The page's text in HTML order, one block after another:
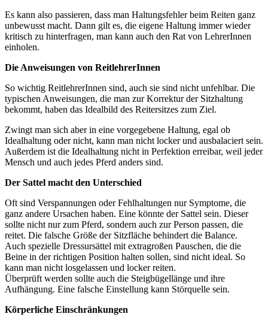
Es kann also passieren, dass man Haltungsfehler beim Reiten ganz
unbewusst macht. Dann gilt es, die eigene Haltung immer wieder
kritisch zu hinterfragen, man kann auch den Rat von LehrerInnen
einholen.
Die Anweisungen von ReitlehrerInnen
So wichtig ReitlehrerInnen sind, auch sie sind nicht unfehlbar. Die
typischen Anweisungen, die man zur Korrektur der Sitzhaltung
bekommt, haben das Idealbild des Reitersitzes zum Ziel.
Zwingt man sich aber in eine vorgegebene Haltung, egal ob
Idealhaltung oder nicht, kann man nicht locker und ausbalaciert sein.
Außerdem ist die Idealhaltung nicht in Perfektion erreibar, weil jeder
Mensch und auch jedes Pferd anders sind.
Der Sattel macht den Unterschied
Oft sind Verspannungen oder Fehlhaltungen nur Symptome, die
ganz andere Ursachen haben. Eine könnte der Sattel sein. Dieser
sollte nicht nur zum Pferd, sondern auch zur Person passen, die
reitet. Die falsche Größe der Sitzfläche behindert die Balance.
Auch spezielle Dressursättel mit extragroßen Pauschen, die die
Beine in der richtigen Position halten sollen, sind nicht ideal. So
kann man nicht losgelassen und locker reiten.
Überprüft werden sollte auch die Steigbügellänge und ihre
Aufhängung. Eine falsche Einstellung kann Störquelle sein.
Körperliche Einschränkungen